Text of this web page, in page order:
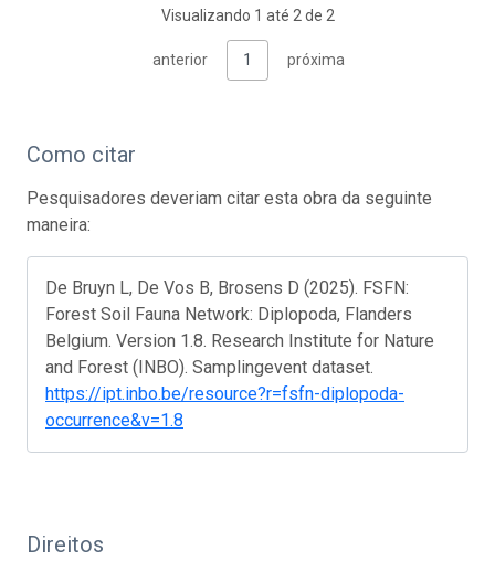
Visualizando 1 até 2 de 2
anterior 1 próxima
Como citar
Pesquisadores deveriam citar esta obra da seguinte
maneira:
De Bruyn L, De Vos B, Brosens D (2025). FSFN:
Forest Soil Fauna Network: Diplopoda, Flanders
Belgium. Version 1.8. Research Institute for Nature
and Forest (INBO). Samplingevent dataset.
https://ipt.inbo.be/resource?r=fsfn-diplopoda-
occurrence&v=1.8
Direitos